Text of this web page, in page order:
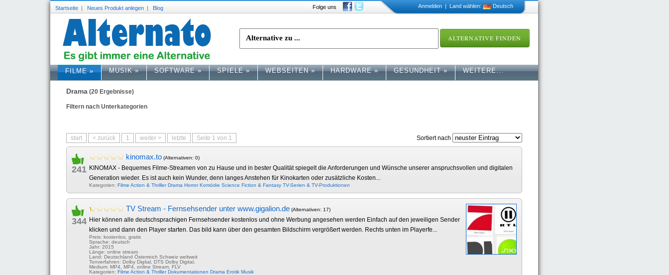
Startseite | Neues Produkt anlegen | Blog Folge uns Anmelden | Land wählen: Deutsch
ALTERNATIVE FINDEN
FILME» MUSIK» SOFTWARE» SPIELE» WEBSEITEN» HARDWARE» GESUNDHEIT» WEITERE...
Drama (20 Ergebnisse)
Filtern nach Unterkategorien
start < zurück 1 weiter > letzte Seite 1 von 1 Sortiert nach
241
kinomax.to (Alternativen: 0)
KINOMAX - Bequemes Filme-Streamen von zu Hause und in bester Qualität spiegelt die Anforderungen und Wünsche unserer anspruchsvollen und digitalen
Generation wieder. Es ist auch kein Wunder, denn langes Anstehen für Kinokarten oder zusätzliche Kosten...
Kategorien: Filme Action & Thriller Drama Horror Komödie Science Fiction & Fantasy TV-Serien & TV-Produktionen
344
TV Stream - Fernsehsender unter www.gigalion.de (Alternativen: 17)
Hier können alle deutschsprachigen Fernsehsender kostenlos und ohne Werbung angesehen werden Einfach auf den jeweiligen Sender
klicken und dann den Player starten. Das bild kann über den gesamten Bildschirm vergrößert werden. Rechts unten im Playerfe...
Preis: kostenlos, gratis
Sprache: deutsch
Jahr: 2015
Länge: online stream
Land: Deutschland Österreich Schweiz weltweit
Tonverfahren: Dolby Digital, DTS Dolby Digital,
Medium: MP4, MP4, online Stream, FLV
Kategorien: Filme Action & Thriller Dokumentationen Drama Erotik Musik